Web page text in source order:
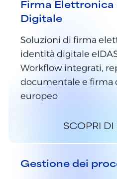
Firma
Digitale
Soluzioni di firma
identità digitale
Workflow integrati,
documentale e firma
europeo
SCOPRI DI
Gestione dei